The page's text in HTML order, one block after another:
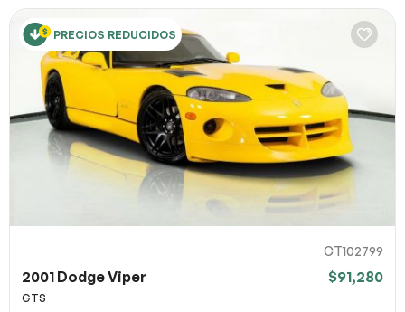
PRECIOS REDUCIDOS
CT102799
2001 Dodge Viper $91,280
GTS